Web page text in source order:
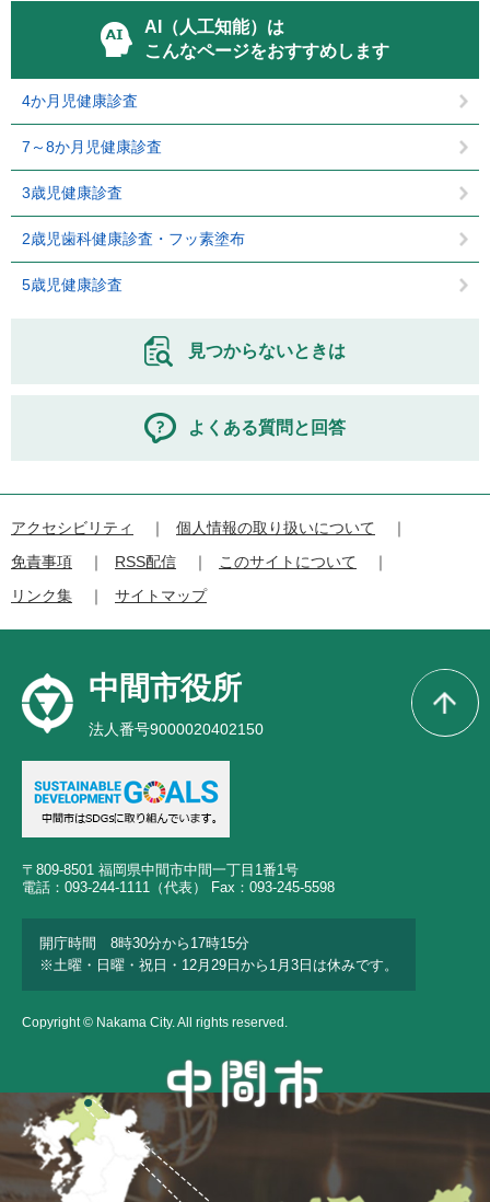
AI（人工知能）は
こんなページをおすすめします
4か月児健康診査
7～8か月児健康診査
3歳児健康診査
2歳児歯科健康診査・フッ素塗布
5歳児健康診査
見つからないときは
よくある質問と回答
アクセシビリティ
個人情報の取り扱いについて
免責事項
RSS配信
このサイトについて
リンク集
サイトマップ
中間市役所
法人番号9000020402150
〒809-8501 福岡県中間市中間一丁目1番1号
電話：093-244-1111（代表） Fax：093-245-5598
開庁時間 8時30分から17時15分
※土曜・日曜・祝日・12月29日から1月3日は休みです。
Copyright © Nakama City. All rights reserved.